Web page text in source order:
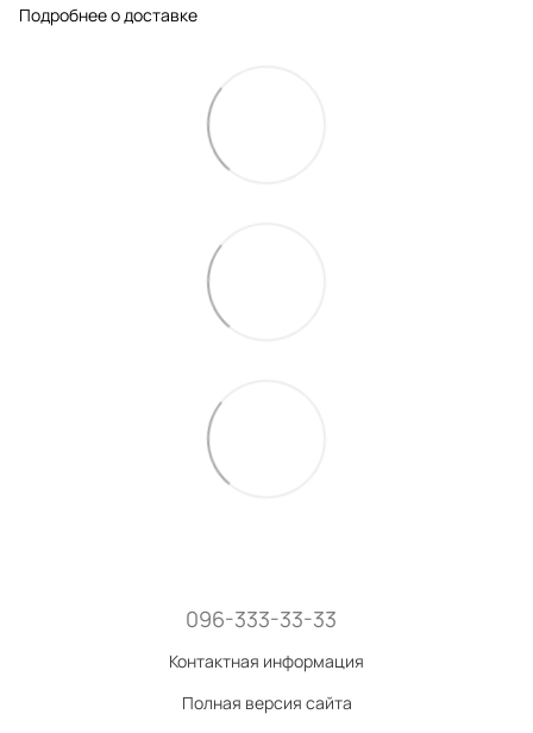
Подробнее о доставке
096-333-33-33
Контактная информация
Полная версия сайта